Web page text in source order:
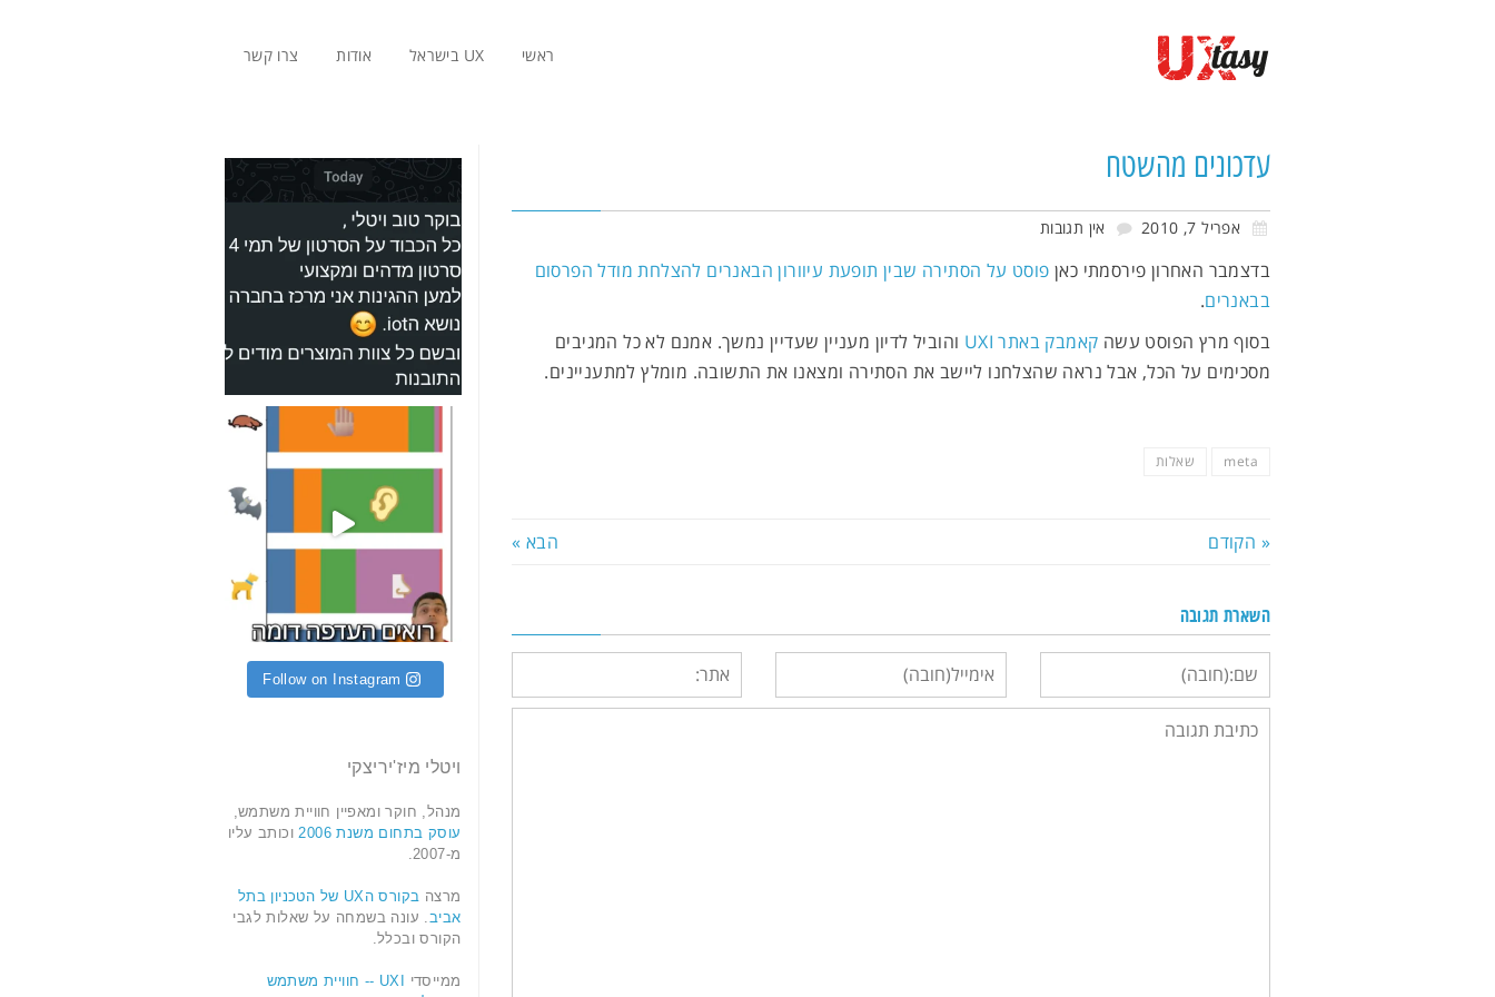
ראשי UX בישראל אודות צרו קשר
עדכונים מהשטח
אפריל 7, 2010 אין תגובות
בדצמבר האחרון פירסמתי כאן פוסט על הסתירה שבין תופעת עיוורון הבאנרים להצלחת מודל הפרסום
בבאנרים.
בסוף מרץ הפוסט עשה קאמבק באתר UXI
והוביל לדיון מעניין שעדיין נמשך. אמנם לא כל המגיבים
מסכימים על הכל, אבל נראה שהצלחנו ליישב את הסתירה ומצאנו את התשובה. מומלץ למתעניינים.
meta שאלות
« הקודם הבא »
השארת תגובה
Follow on Instagram
ויטלי מיז'יריצקי
מנהל, חוקר ומאפיין חוויית משתמש,
עוסק בתחום משנת 2006
וכותב עליו
מ-2007.
מרצה
בקורס הUX של הטכניון בתל
אביב. עונה בשמחה על שאלות לגבי
הקורס ובכלל.
ממייסדי
UXI -- חוויית משתמש